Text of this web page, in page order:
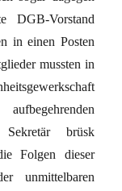
DGB-Vorstand
in einen Posten
mussten in
brüsk
Folgen dieser
unmittelbaren